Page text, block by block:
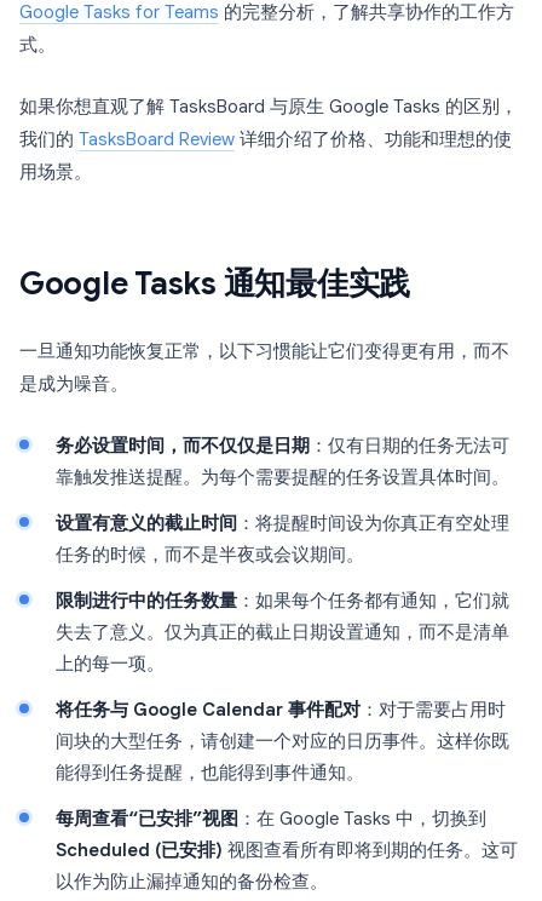
Google Tasks for Teams 的完整分析，了解共享协作的工作方
式。
如果你想直观了解 TasksBoard 与原生 Google Tasks 的区别，
我们的 TasksBoard Review 详细介绍了价格、功能和理想的使
用场景。
Google Tasks 通知最佳实践
一旦通知功能恢复正常，以下习惯能让它们变得更有用，而不
是成为噪音。
务必设置时间，而不仅仅是日期 ：仅有日期的任务无法可
靠触发推送提醒。为每个需要提醒的任务设置具体时间。
设置有意义的截止时间 ：将提醒时间设为你真正有空处理
任务的时候，而不是半夜或会议期间。
限制进行中的任务数量 ：如果每个任务都有通知，它们就
失去了意义。仅为真正的截止日期设置通知，而不是清单
上的每一项。
将任务与 Google Calendar 事件配对 ：对于需要占用时
间块的大型任务，请创建一个对应的日历事件。这样你既
能得到任务提醒，也能得到事件通知。
每周查看“已安排”视图 ：在 Google Tasks 中，切换到
Scheduled (已安排) 视图查看所有即将到期的任务。这可
以作为防止漏掉通知的备份检查。